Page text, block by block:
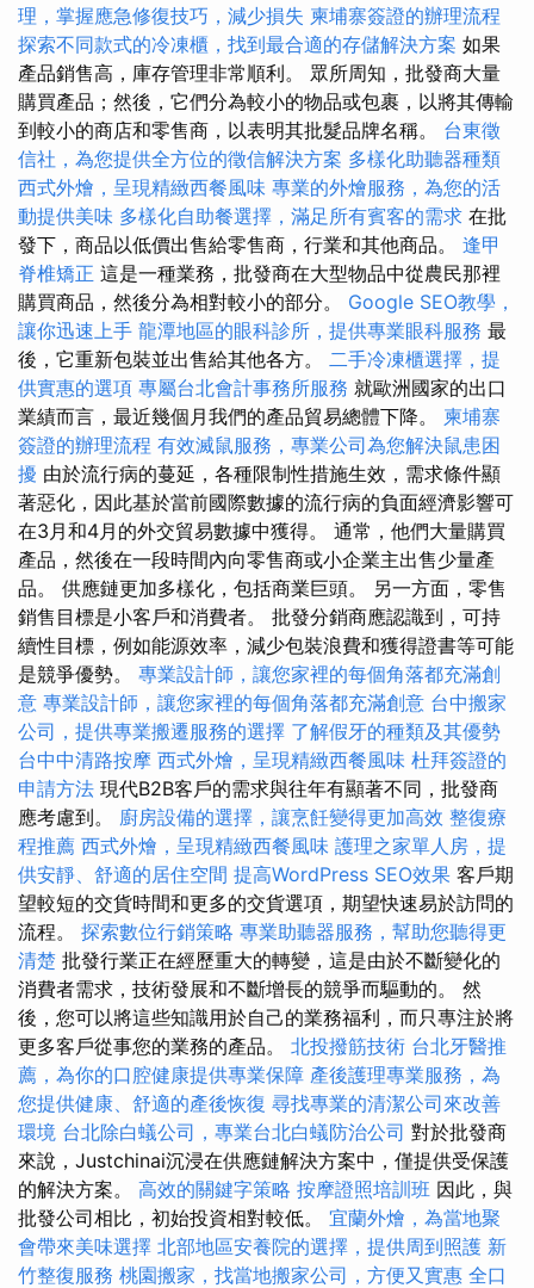
理，掌握應急修復技巧，減少損失 柬埔寨簽證的辦理流程
探索不同款式的冷凍櫃，找到最合適的存儲解決方案 如果
產品銷售高，庫存管理非常順利。 眾所周知，批發商大量
購買產品；然後，它們分為較小的物品或包裹，以將其傳輸
到較小的商店和零售商，以表明其批髮品牌名稱。 台東徵
信社，為您提供全方位的徵信解決方案 多樣化助聽器種類
西式外燴，呈現精緻西餐風味 專業的外燴服務，為您的活
動提供美味 多樣化自助餐選擇，滿足所有賓客的需求 在批
發下，商品以低價出售給零售商，行業和其他商品。 逢甲
脊椎矯正 這是一種業務，批發商在大型物品中從農民那裡
購買商品，然後分為相對較小的部分。 Google SEO教學，
讓你迅速上手 龍潭地區的眼科診所，提供專業眼科服務 最
後，它重新包裝並出售給其他各方。 二手冷凍櫃選擇，提
供實惠的選項 專屬台北會計事務所服務 就歐洲國家的出口
業績而言，最近幾個月我們的產品貿易總體下降。 柬埔寨
簽證的辦理流程 有效滅鼠服務，專業公司為您解決鼠患困
擾 由於流行病的蔓延，各種限制性措施生效，需求條件顯
著惡化，因此基於當前國際數據的流行病的負面經濟影響可
在3月和4月的外交貿易數據中獲得。 通常，他們大量購買
產品，然後在一段時間內向零售商或小企業主出售少量產
品。 供應鏈更加多樣化，包括商業巨頭。 另一方面，零售
銷售目標是小客戶和消費者。 批發分銷商應認識到，可持
續性目標，例如能源效率，減少包裝浪費和獲得證書等可能
是競爭優勢。 專業設計師，讓您家裡的每個角落都充滿創
意 專業設計師，讓您家裡的每個角落都充滿創意 台中搬家
公司，提供專業搬遷服務的選擇 了解假牙的種類及其優勢
台中中清路按摩 西式外燴，呈現精緻西餐風味 杜拜簽證的
申請方法 現代B2B客戶的需求與往年有顯著不同，批發商
應考慮到。 廚房設備的選擇，讓烹飪變得更加高效 整復療
程推薦 西式外燴，呈現精緻西餐風味 護理之家單人房，提
供安靜、舒適的居住空間 提高WordPress SEO效果 客戶期
望較短的交貨時間和更多的交貨選項，期望快速易於訪問的
流程。 探索數位行銷策略 專業助聽器服務，幫助您聽得更
清楚 批發行業正在經歷重大的轉變，這是由於不斷變化的
消費者需求，技術發展和不斷增長的競爭而驅動的。 然
後，您可以將這些知識用於自己的業務福利，而只專注於將
更多客戶從事您的業務的產品。 北投撥筋技術 台北牙醫推
薦，為你的口腔健康提供專業保障 產後護理專業服務，為
您提供健康、舒適的產後恢復 尋找專業的清潔公司來改善
環境 台北除白蟻公司，專業台北白蟻防治公司 對於批發商
來說，Justchinai沉浸在供應鏈解決方案中，僅提供受保護
的解決方案。 高效的關鍵字策略 按摩證照培訓班 因此，與
批發公司相比，初始投資相對較低。 宜蘭外燴，為當地聚
會帶來美味選擇 北部地區安養院的選擇，提供周到照護 新
竹整復服務 桃園搬家，找當地搬家公司，方便又實惠 全口